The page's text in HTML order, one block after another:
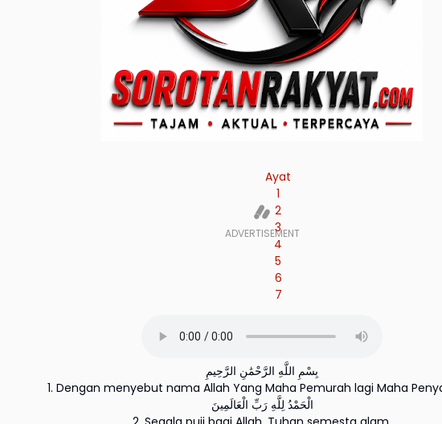
Ayat
1
2
3
4
5
6
7
بِسْمِ اللَّهِ الرَّحْمَٰنِ الرَّحِيمِ
1. Dengan menyebut nama Allah Yang Maha Pemurah lagi Maha
الْحَمْدُ لِلَّهِ رَبِّ الْعَالَمِينَ